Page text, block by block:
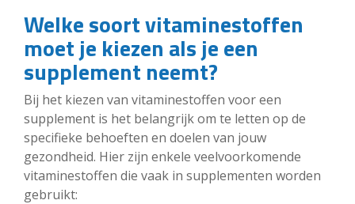
Welke soort vitaminestoffen
moet je kiezen als je een
supplement neemt?
Bij het kiezen van vitaminestoffen voor een
supplement is het belangrijk om te letten op de
specifieke behoeften en doelen van jouw
gezondheid. Hier zijn enkele veelvoorkomende
vitaminestoffen die vaak in supplementen worden
gebruikt: